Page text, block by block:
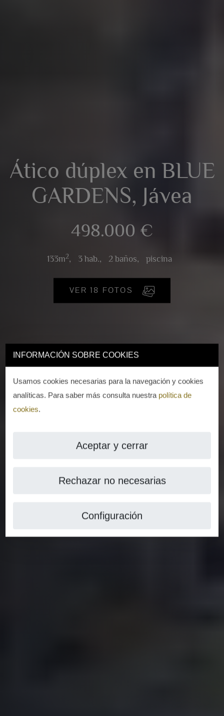
INFORMACIÓN SOBRE COOKIES
Usamos cookies necesarias para la navegación y cookies
analíticas. Para saber más consulta nuestra política de
cookies.
Aceptar y cerrar
Rechazar no necesarias
Configuración
Ático dúplex en BLUE
GARDENS, Jávea
498.000 €
133m2, 3 hab., 2 baños, piscina
VER 18 FOTOS